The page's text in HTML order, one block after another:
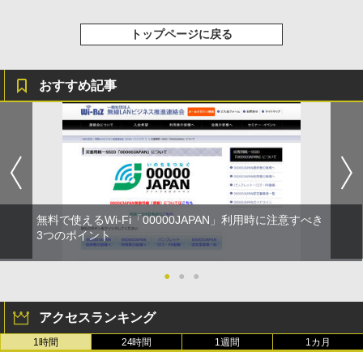
トップページに戻る
おすすめ記事
無料で使えるWi-Fi「00000JAPAN」利用時に注意すべき
3つのポイント
● ● ●
アクセスランキング
1時間 24時間 1週間 1カ月